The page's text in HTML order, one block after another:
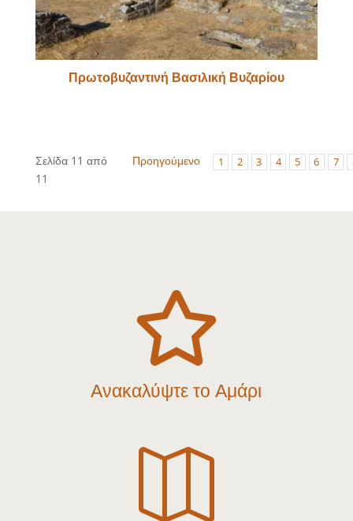
Πρωτοβυζαντινή Βασιλική Βυζαρίου
Σελίδα 11 από
11
Προηγούμενο 1 2 3 4 5 6 7

Ανακαλύψτε το Αμάρι
